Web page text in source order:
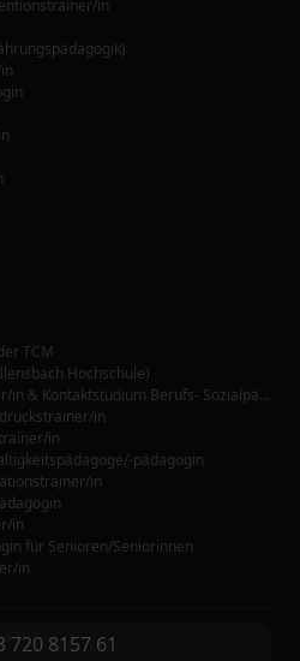
in
TCM
Hochschule)
Zert. Berufs- und Sozialbegleiter/in & Kontaktstudium Berufs- Sozialpädagogik (Allensbach Hochschule)
in
in
pädagogin
in
in
für Senioren/Seniorinnen
in
720 8157 61